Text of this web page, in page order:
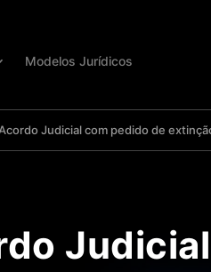
Modelos Jurídicos
Judicial com pedido de